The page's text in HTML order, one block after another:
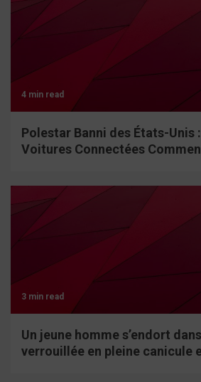
4 min read
Polestar Banni des États-Unis
Voitures Connectées
3 min read
Un jeune homme s’endort
verrouillée en pleine canicule